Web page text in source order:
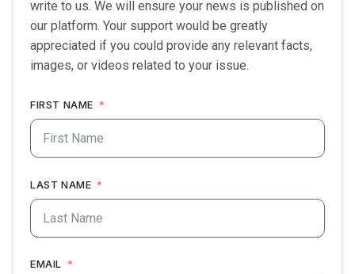
write to us. We will ensure your news is published on
our platform. Your support would be greatly
appreciated if you could provide any relevant facts,
images, or videos related to your issue.
FIRST NAME
LAST NAME
EMAIL